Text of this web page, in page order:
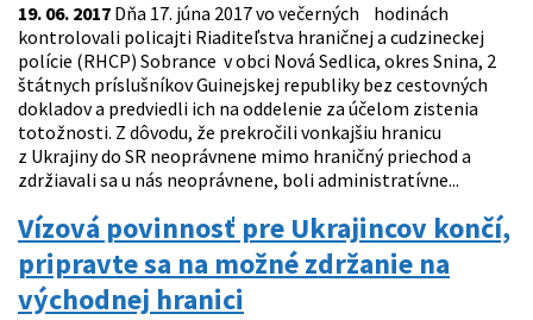
19. 06. 2017 Dňa 17. júna 2017 vo večerných hodinách
kontrolovali policajti Riaditeľstva hraničnej a cudzineckej
polície (RHCP) Sobrance v obci Nová Sedlica, okres Snina, 2
štátnych príslušníkov Guinejskej republiky bez cestovných
dokladov a predviedli ich na oddelenie za účelom zistenia
totožnosti. Z dôvodu, že prekročili vonkajšiu hranicu
z Ukrajiny do SR neoprávnene mimo hraničný priechod a
zdržiavali sa u nás neoprávnene, boli administratívne...
Vízová povinnosť pre Ukrajincov končí,
pripravte sa na možné zdržanie na
východnej hranici